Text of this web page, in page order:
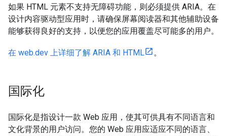
如果 HTML 元素不支持无障碍功能，则必须提供 ARIA。在
设计内容驱动型应用时，请确保屏幕阅读器和其他辅助设备
能够获得良好的支持，以便您的应用覆盖尽可能多的用户。
在 web.dev 上详细了解 ARIA 和 HTML 。
国际化
国际化是指设计一款 Web 应用，使其可供具有不同语言和
文化背景的用户访问。您的 Web 应用应适应不同的语言、